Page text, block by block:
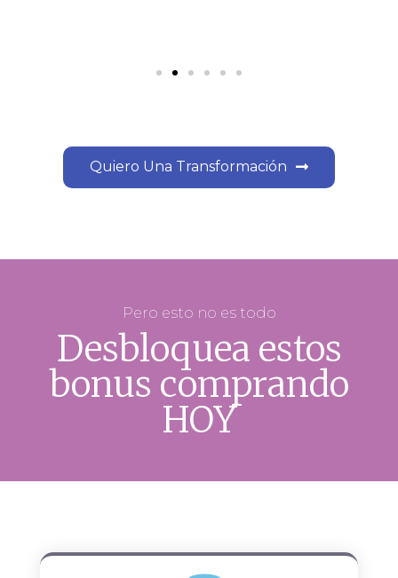
Quiero Una Transformación
Pero esto no es todo
Desbloquea estos
bonus comprando
HOY